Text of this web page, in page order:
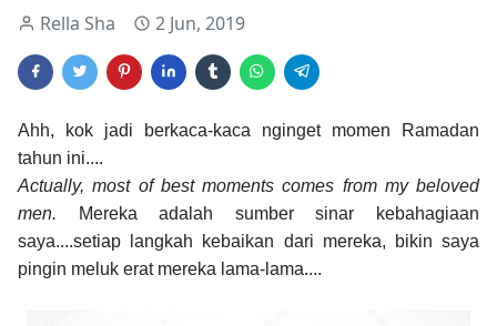
Rella Sha 2 Jun, 2019
Ahh, kok jadi berkaca-kaca nginget momen Ramadan
tahun ini....
Actually, most of best moments comes from my beloved
men. Mereka adalah sumber sinar kebahagiaan
saya....setiap langkah kebaikan dari mereka, bikin saya
pingin meluk erat mereka lama-lama....